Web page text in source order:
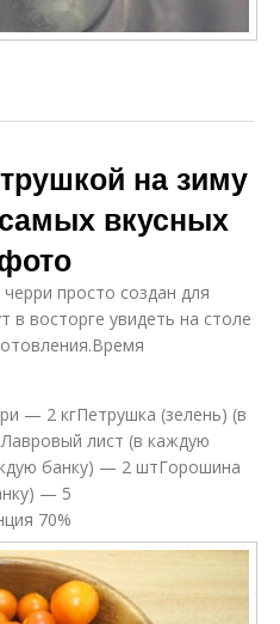
на зиму
вкусных
просто создан для
в восторге увидеть на столе
— 2 кгПетрушка (зелень) (в
лист (в каждую
банку) — 2 штГорошина
— 5
70%